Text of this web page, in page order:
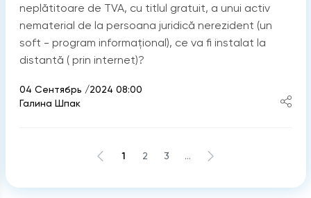
neplătitoare de TVA, cu titlul gratuit, a unui activ
nematerial de la persoana juridică nerezident (un
soft - program informațional), ce va fi instalat la
distantă ( prin internet)?
04 Сентябрь /2024 08:00
Галина Шпак
1 2 3 ...